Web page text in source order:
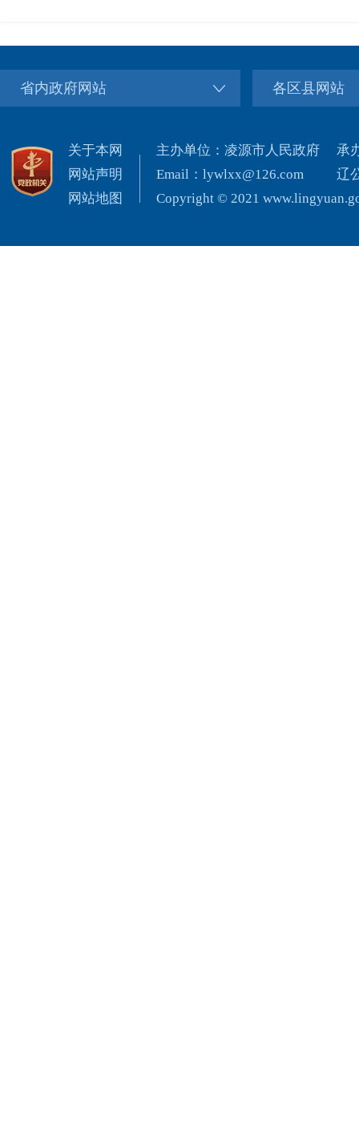
省内政府网站 各区县网站
关于本网
网站声明
网站地图
主办单位：凌源市人民政府
Email：lywlxx@126.com
Copyright © 2021
承
辽